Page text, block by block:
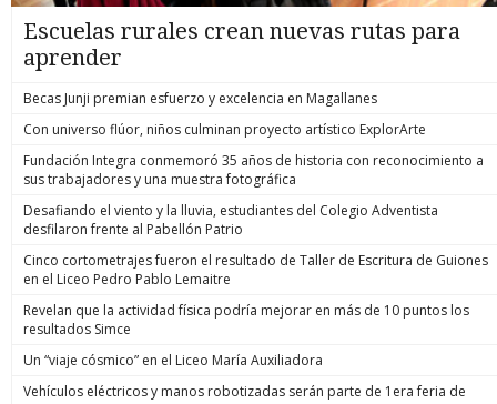
Escuelas rurales crean nuevas rutas para
aprender
Becas Junji premian esfuerzo y excelencia en Magallanes
Con universo flúor, niños culminan proyecto artístico ExplorArte
Fundación Integra conmemoró 35 años de historia con reconocimiento a
sus trabajadores y una muestra fotográfica
Desafiando el viento y la lluvia, estudiantes del Colegio Adventista
desfilaron frente al Pabellón Patrio
Cinco cortometrajes fueron el resultado de Taller de Escritura de Guiones
en el Liceo Pedro Pablo Lemaitre
Revelan que la actividad física podría mejorar en más de 10 puntos los
resultados Simce
Un “viaje cósmico” en el Liceo María Auxiliadora
Vehículos eléctricos y manos robotizadas serán parte de 1era feria de